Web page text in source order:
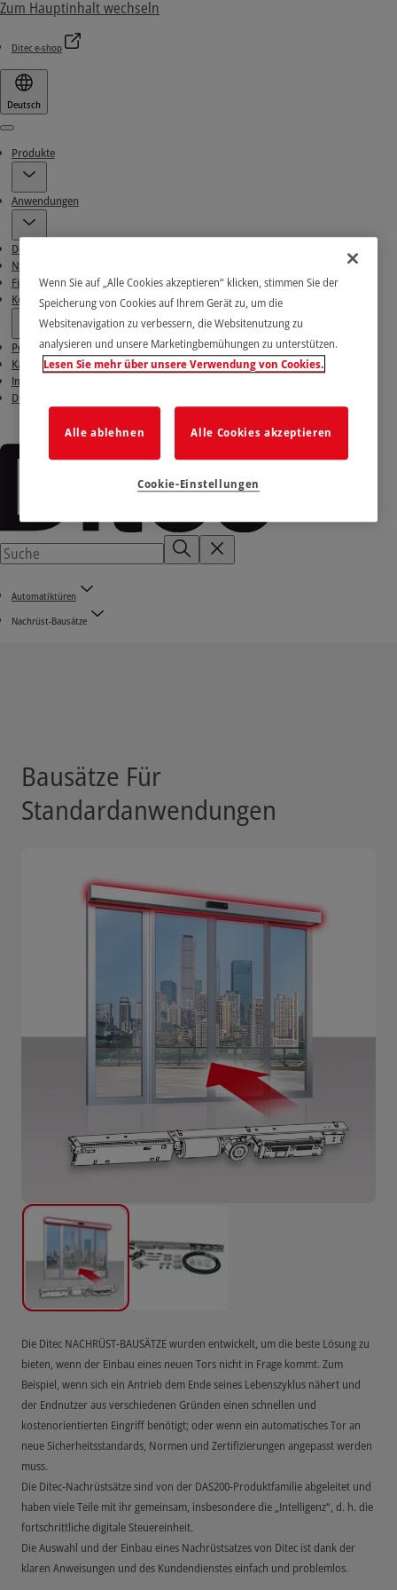
Zum Hauptinhalt wechseln
Ditec e-shop
Deutsch
Menu
Produkte
Anwendungen
Download-Bereich
News
Finden Sie unsere Partner
Kontakt
Peiser
Karriere
Impressum
Ditec e-shop
Automatiktüren
Nachrüst-Bausätze
Bausätze Für
Standardanwendungen
Die Ditec NACHRÜST-BAUSÄTZE wurden entwickelt, um die beste Lösung zu
bieten, wenn der Einbau eines neuen Tors nicht in Frage kommt. Zum
Beispiel, wenn sich ein Antrieb dem Ende seines Lebenszyklus nähert und
der Endnutzer aus verschiedenen Gründen einen schnellen und
kostenorientierten Eingriff benötigt; oder wenn ein automatisches Tor an
neue Sicherheitsstandards, Normen und Zertifizierungen angepasst werden
muss.
Die Ditec-Nachrüstsätze sind von der DAS200-Produktfamilie abgeleitet und
haben viele Teile mit ihr gemeinsam, insbesondere die „Intelligenz“, d. h. die
fortschrittliche digitale Steuereinheit.
Die Auswahl und der Einbau eines Nachrüstsatzes von Ditec ist dank der
klaren Anweisungen und des Kundendienstes einfach und problemlos.
Wenn Sie auf „Alle Cookies akzeptieren“ klicken, stimmen Sie der
Speicherung von Cookies auf Ihrem Gerät zu, um die
Websitenavigation zu verbessern, die Websitenutzung zu
analysieren und unsere Marketingbemühungen zu unterstützen.
Lesen Sie mehr über unsere Verwendung von Cookies.
Alle ablehnen Alle Cookies akzeptieren
Cookie-Einstellungen